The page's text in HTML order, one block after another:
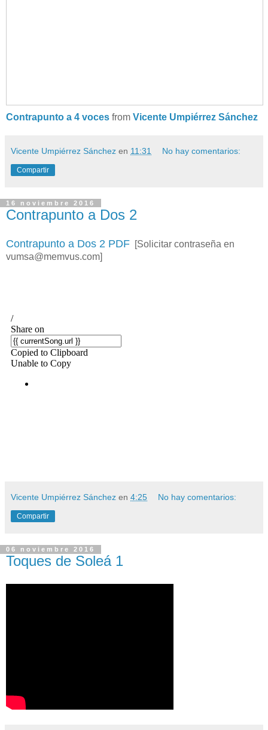
Contrapunto a 4 voces from Vicente Umpiérrez Sánchez
Vicente Umpiérrez Sánchez en 11:31 No hay comentarios:
Compartir
16 noviembre 2016
Contrapunto a Dos 2
Contrapunto a Dos 2 PDF [Solicitar contraseña en
vumsa@memvus.com]
Vicente Umpiérrez Sánchez en 4:25 No hay comentarios:
Compartir
06 noviembre 2016
Toques de Soleá 1